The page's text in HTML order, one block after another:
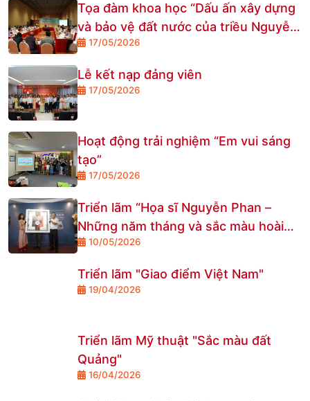
Tọa đàm khoa học “Dấu ấn xây dựng
và bảo vệ đất nước của triều Nguyễn
tại Cửa Hàn - nhận diện qua các công
hướng tiếp cận Dự án Công viên Văn
17/05/2026
Lễ kết nạp đảng viên
17/05/2026
Hoạt động trải nghiệm “Em vui sáng
tạo”
17/05/2026
Triển lãm “Họa sĩ Nguyễn Phan –
Những năm tháng và sắc màu hoài
niệm”
10/05/2026
Triển lãm "Giao điểm Việt Nam"
19/04/2026
Triển lãm Mỹ thuật "Sắc màu đất
Quảng"
16/04/2026